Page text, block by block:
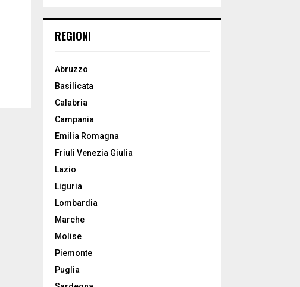
REGIONI
Abruzzo
Basilicata
Calabria
Campania
Emilia Romagna
Friuli Venezia Giulia
Lazio
Liguria
Lombardia
Marche
Molise
Piemonte
Puglia